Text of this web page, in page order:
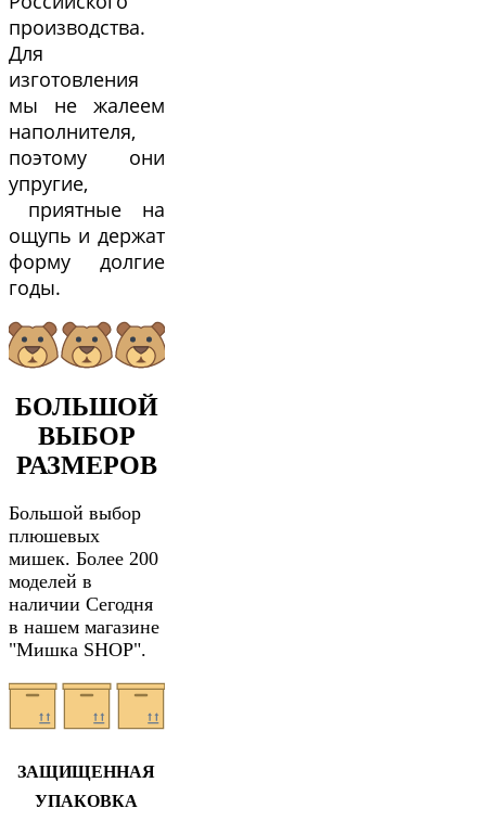
производства.
Для
изготовления
мы не жалеем
наполнителя,
поэтому они
упругие,
приятные на
ощупь и держат
форму долгие
годы.
БОЛЬШОЙ
ВЫБОР
РАЗМЕРОВ
Большой выбор
плюшевых
мишек. Более 200
моделей в
наличии Сегодня
в нашем магазине
"Мишка SHOP".
ЗАЩИЩЕННАЯ
УПАКОВКА